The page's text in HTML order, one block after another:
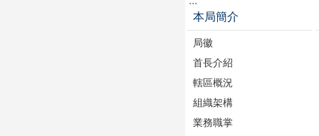
本局簡介
局徽
首長介紹
轄區概況
組織架構
業務職掌